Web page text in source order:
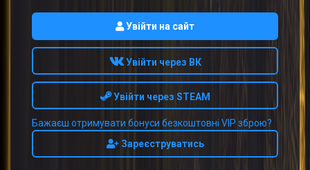
Увійти на сайт
Увійти через ВК
Увійти через STEAM
Бажаєш отримувати бонуси безкоштовні VIP зброю?
Зареєструватись